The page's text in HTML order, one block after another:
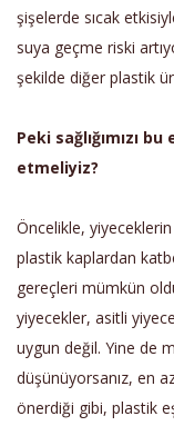
şişelerde sıcak
suya geçme riski
şekilde diğer plastik
Peki sağlığımızı
etmeliyiz?
Öncelikle,
plastik kaplardan
gereçleri mümkün
yiyecekler, asitli
uygun değil. Yine de
düşünüyorsanız, en
önerdiği gibi, plastik